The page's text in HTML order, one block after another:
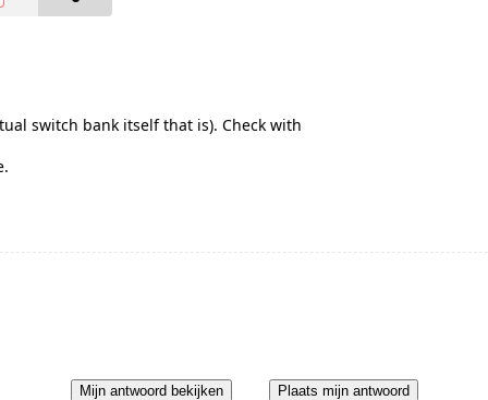
switch bank itself that is). Check with
Mijn antwoord bekijken Plaats mijn antwoord